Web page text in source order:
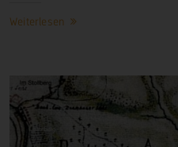
Weiterlesen